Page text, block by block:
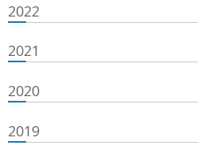
2022
2021
2020
2019